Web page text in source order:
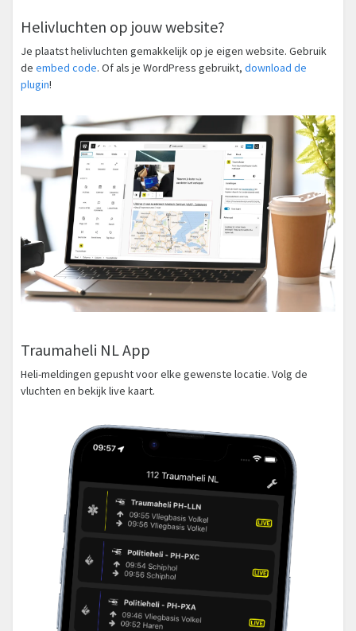
Helivluchten op jouw website?
Je plaatst helivluchten gemakkelijk op je eigen website. Gebruik
de embed code. Of als je WordPress gebruikt, download de
plugin!
Traumaheli NL App
Heli-meldingen gepusht voor elke gewenste locatie. Volg de
vluchten en bekijk live kaart.